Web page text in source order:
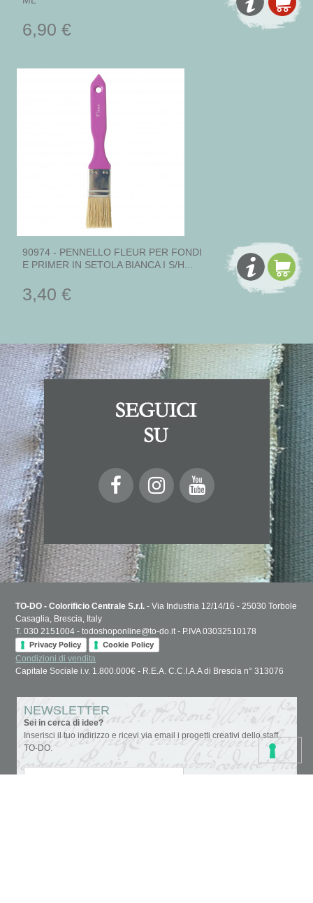
6,90 €
90974 - PENNELLO FLEUR PER FONDI
E PRIMER IN SETOLA BIANCA I S/H...
3,40 €
TO-DO - Colorificio Centrale S.r.l. - Via Industria 12/14/16 - 25030 Torbole
Casaglia, Brescia, Italy
T. 030 2151004 - todoshoponline@to-do.it - P.IVA 03032510178
Privacy Policy
Cookie Policy
Condizioni di vendita
Capitale Sociale i.v. 1.800.000€ - R.E.A. C.C.I.A.A di Brescia n° 313076
NEWSLETTER
Sei in cerca di idee?
Inserisci il tuo indirizzo e ricevi via email i progetti creativi dello staff
TO-DO.